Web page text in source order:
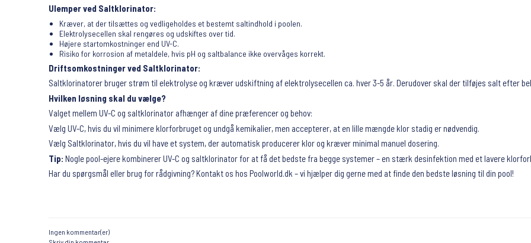
Ulemper ved Saltklorinator:
Kræver, at der tilsættes og vedligeholdes et bestemt saltindhold i poolen.
Elektrolysecellen skal rengøres og udskiftes over tid.
Højere startomkostninger end UV-C.
Risiko for korrosion af metaldele, hvis pH og saltbalance ikke overvåges korrekt.
Driftsomkostninger ved Saltklorinator:
Saltklorinatorer bruger strøm til elektrolyse og kræver udskiftning af elektrolysecellen ca. hver 3-5 år. Derudover skal der tilføjes salt efter
Hvilken løsning skal du vælge?
Valget mellem UV-C og saltklorinator afhænger af dine præferencer og behov:
Vælg UV-C, hvis du vil minimere klorforbruget og undgå kemikalier, men accepterer, at en lille mængde klor stadig er nødvendig.
Vælg Saltklorinator, hvis du vil have et system, der automatisk producerer klor og kræver minimal manuel dosering.
Tip: Nogle pool-ejere kombinerer UV-C og saltklorinator for at få det bedste fra begge systemer – en stærk desinfektion med et lavere
Har du spørgsmål eller brug for rådgivning? Kontakt os hos Poolworld.dk – vi hjælper dig gerne med at finde den bedste løsning til din pool!
Ingen kommentar(er)